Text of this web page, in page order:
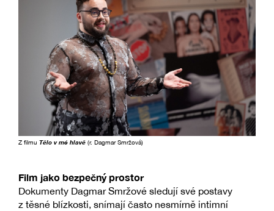
Z filmu Tělo v mé hlavě (r. Dagmar Smržová)
Film jako bezpečný prostor
Dokumenty Dagmar Smržové sledují své postavy
z těsné blízkosti, snímají často nesmírně intimní